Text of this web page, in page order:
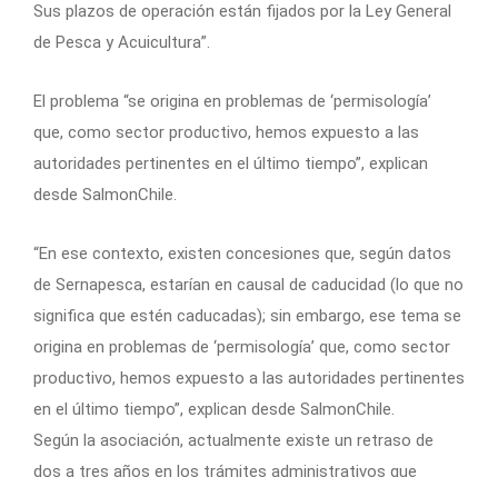
Sus plazos de operación están fijados por la Ley General
de Pesca y Acuicultura”.
El problema “se origina en problemas de ‘permisología’
que, como sector productivo, hemos expuesto a las
autoridades pertinentes en el último tiempo”, explican
desde SalmonChile.
“En ese contexto, existen concesiones que, según datos
de Sernapesca, estarían en causal de caducidad (lo que no
significa que estén caducadas); sin embargo, ese tema se
origina en problemas de ‘permisología’ que, como sector
productivo, hemos expuesto a las autoridades pertinentes
en el último tiempo”, explican desde SalmonChile.
Según la asociación, actualmente existe un retraso de
dos a tres años en los trámites administrativos que